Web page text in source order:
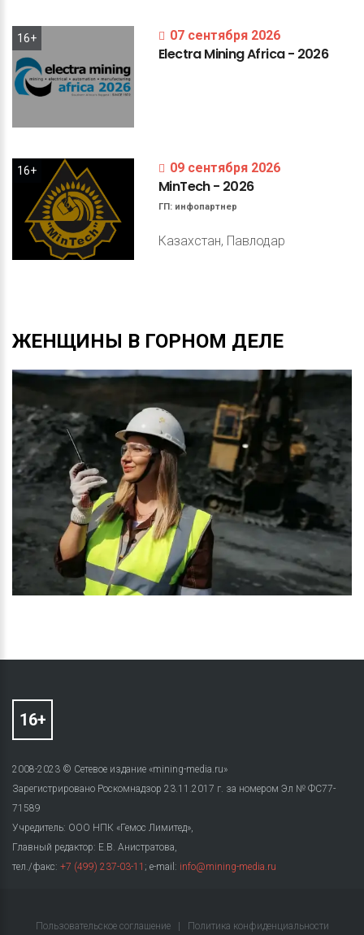
16+ 07 сентября 2026
ElectraMiningAfrica- 2026
16+ 09 сентября 2026
MinTech- 2026
ГП: инфопартнер
Казахстан, Павлодар
ЖЕНЩИНЫ В ГОРНОМ ДЕЛЕ
2008-2023 © Сетевое издание «mining-media.ru»
Зарегистрировано Роскомнадзор 23.11.2017 г. за номером Эл № ФС77-
71589
Учредитель: ООО НПК «Гемос Лимитед»,
Главный редактор: Е.В. Анистратова,
тел./факс: +7 (499) 237-03-11 ; e-mail: info@mining-media.ru
Пользовательское соглашение Политика конфиденциальности